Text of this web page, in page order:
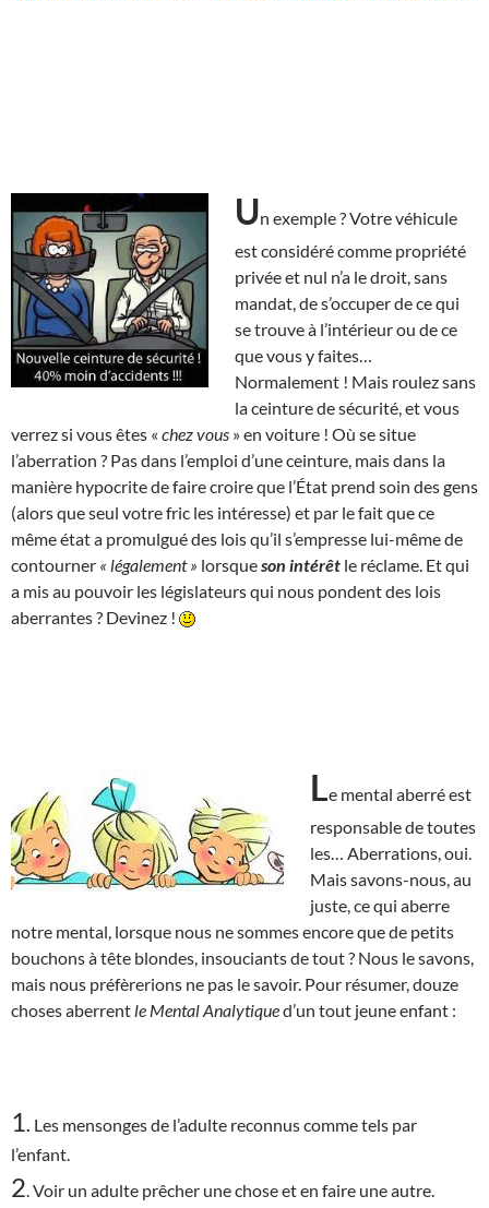
Un exemple ? Votre véhicule
est considéré comme propriété
privée et nul n’a le droit, sans
mandat, de s’occuper de ce qui
se trouve à l’intérieur ou de ce
que vous y faites…
Normalement ! Mais roulez sans
la ceinture de sécurité, et vous
verrez si vous êtes « chez vous » en voiture ! Où se situe
l’aberration ? Pas dans l’emploi d’une ceinture, mais dans la
manière hypocrite de faire croire que l’État prend soin des gens
(alors que seul votre fric les intéresse) et par le fait que ce
même état a promulgué des lois qu’il s’empresse lui-même de
contourner « légalement » lorsqueson intérêt le réclame. Et qui
a mis au pouvoir les législateurs qui nous pondent des lois
aberrantes ? Devinez !
Le mental aberré est
responsable de toutes
les… Aberrations, oui.
Mais savons-nous, au
juste, ce qui aberre
notre mental, lorsque nous ne sommes encore que de petits
bouchons à tête blondes, insouciants de tout ? Nous le savons,
mais nous préfèrerions ne pas le savoir. Pour résumer, douze
choses aberrent le Mental Analytiqued’un tout jeune enfant :
1
Les mensonges de l’adulte reconnus comme tels par
l’enfant.
2 . Voir un adulte prêcher une chose et en faire une autre.